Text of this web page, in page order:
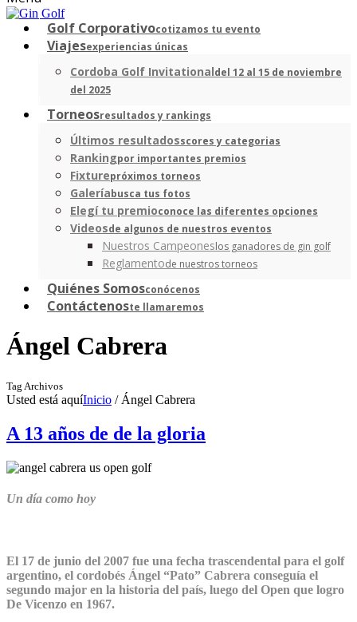
Golf Corporativocotizamos tu evento
Viajesexperiencias únicas
Cordoba Golf Invitationaldel 12 al 15 de noviembre
del 2025
Torneosresultados y rankings
Últimos resultadosscores y categorias
Rankingpor importantes premios
Fixturepróximos torneos
Galeríabusca tus fotos
Elegí tu premioconoce las diferentes opciones
Videosde algunos de nuestros eventos
Nuestros Campeoneslos ganadores de gin golf
Reglamentode nuestros torneos
Quiénes Somosconócenos
Contáctenoste llamaremos
Ángel Cabrera
Tag Archivos
Usted está aquíInicio / Ángel Cabrera
A 13 años de de la gloria
Un día como hoy
El 17 de junio del 2007 fue una fecha trascendental para el golf
argentino, el cordobés Ángel “Pato” Cabrera conseguía el
segundo major en la historia del país, luego del Open que logro
De Vicenzo en 1967.